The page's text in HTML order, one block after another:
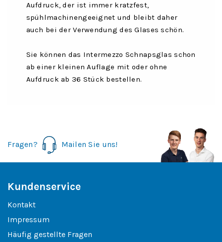
Aufdruck, der ist immer kratzfest,
spühlmachinengeeignet und bleibt daher
auch bei der Verwendung des Glases schön.
Sie können das Intermezzo Schnapsglas schon
ab einer kleinen Auflage mit oder ohne
Aufdruck ab 36 Stück bestellen.
Fragen? Mailen Sie uns!
Kundenservice
Kontakt
Impressum
Häufig gestellte Fragen